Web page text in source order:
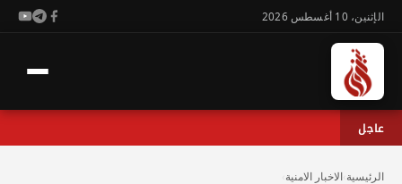
الإثنين، 10 أغسطس 2026
عاجل
الرئيسية الاخبار الامنية